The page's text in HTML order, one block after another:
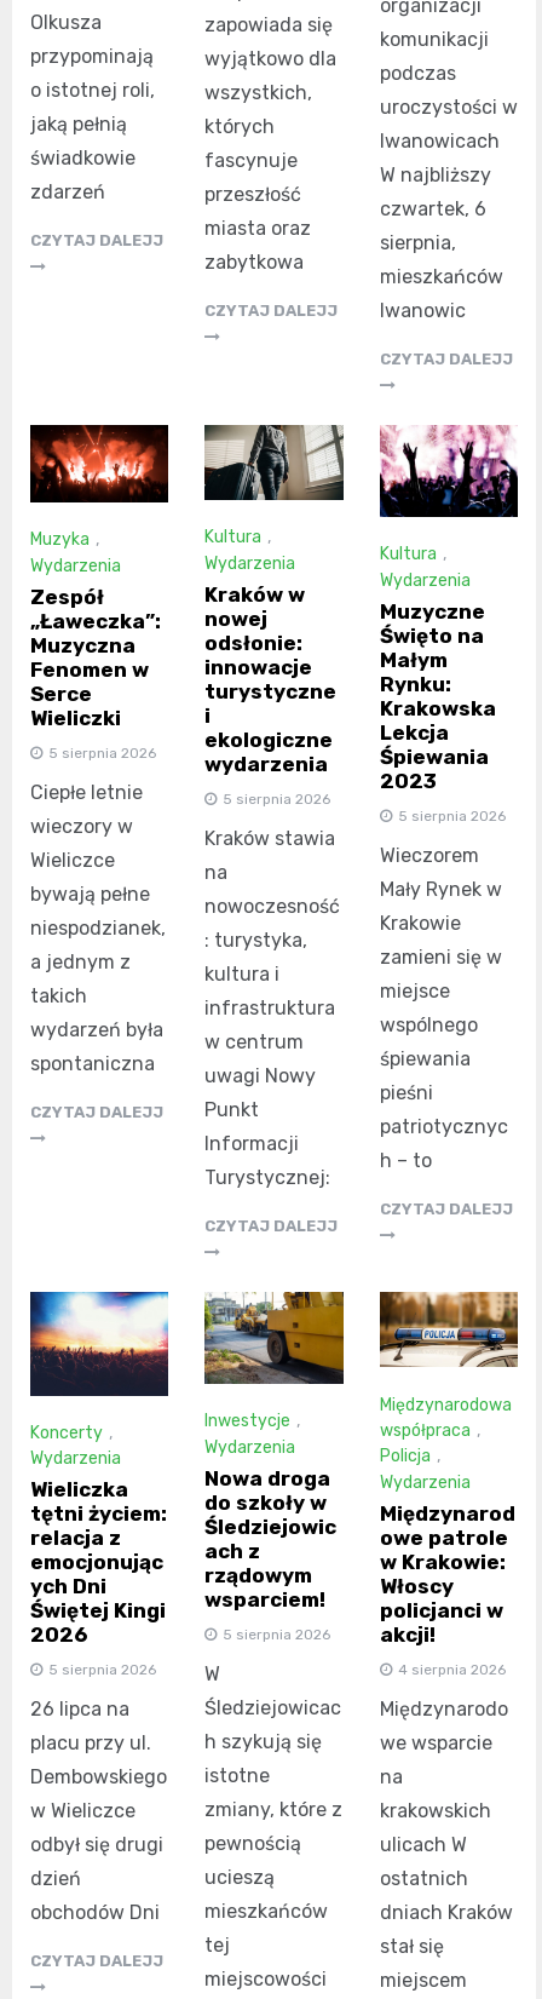
Olkusza
przypominają
o istotnej roli,
jaką pełnią
świadkowie
zdarzeń
CZYTAJ DALEJJ
zapowiada się
wyjątkowo dla
wszystkich,
których
fascynuje
przeszłość
miasta oraz
zabytkowa
CZYTAJ DALEJJ
organizacji
komunikacji
podczas
uroczystości w
Iwanowicach
W najbliższy
czwartek, 6
sierpnia,
mieszkańców
Iwanowic
CZYTAJ DALEJJ
Muzyka ,
Wydarzenia
Zespół
„Ławeczka”:
Muzyczna
Fenomen w
Serce
Wieliczki
5 sierpnia 2026
Ciepłe letnie
wieczory w
Wieliczce
bywają pełne
niespodzianek,
a jednym z
takich
wydarzeń była
spontaniczna
CZYTAJ DALEJJ
Kultura ,
Wydarzenia
Kraków w
nowej
odsłonie:
innowacje
turystyczne
i
ekologiczne
wydarzenia
5 sierpnia 2026
Kraków stawia
na
nowoczesność
: turystyka,
kultura i
infrastruktura
w centrum
uwagi Nowy
Punkt
Informacji
Turystycznej:
CZYTAJ DALEJJ
Kultura ,
Wydarzenia
Muzyczne
Święto na
Małym
Rynku:
Krakowska
Lekcja
Śpiewania
2023
5 sierpnia 2026
Wieczorem
Mały Rynek w
Krakowie
zamieni się w
miejsce
wspólnego
śpiewania
pieśni
patriotycznyc
h – to
CZYTAJ DALEJJ
Koncerty ,
Wydarzenia
Wieliczka
tętni życiem:
relacja z
emocjonując
ych Dni
Świętej Kingi
2026
5 sierpnia 2026
26 lipca na
placu przy ul.
Dembowskiego
w Wieliczce
odbył się drugi
dzień
obchodów Dni
CZYTAJ DALEJJ
Inwestycje ,
Wydarzenia
Nowa droga
do szkoły w
Śledziejowic
ach z
rządowym
wsparciem!
5 sierpnia 2026
W
Śledziejowicac
h szykują się
istotne
zmiany, które z
pewnością
ucieszą
mieszkańców
tej
miejscowości
Międzynarodowa
współpraca ,
Policja ,
Wydarzenia
Międzynarod
owe patrole
w Krakowie:
Włoscy
policjanci w
akcji!
4 sierpnia 2026
Międzynarodo
we wsparcie
na
krakowskich
ulicach W
ostatnich
dniach Kraków
stał się
miejscem